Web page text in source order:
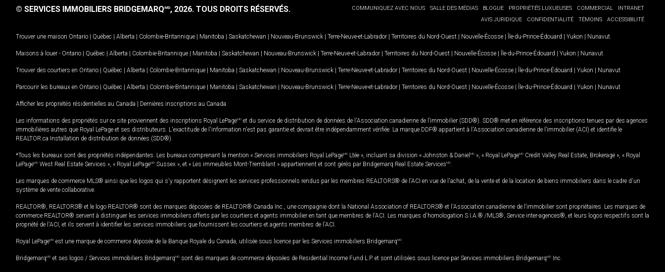
COMMUNIQUEZ AVEC NOUS SALLE DES MÉDIAS BLOGUE PROPRIÉTÉS LUXUEUSES COMMERCIAL
INTRANET
AVIS JURIDIQUE
CONFIDENTIALITÉ TÉMOINS ACCESSIBILITÉ
© SERVICES IMMOBILIERS BRIDGEMARQMD, 2026. TOUS DROITS RÉSERVÉS.
Trouver une maison Ontario | Québec | Alberta | Colombie-Britannique | Manitoba | Saskatchewan | Nouveau-Brunswick | Terre-Neuve-et-Labrador | Territoires du Nord-Ouest | Nouvelle-Écosse | Île-du-Prince-Édouard | Yukon | Nunavut
Maisons à louer - Ontario | Québec | Alberta | Colombie-Britannique | Manitoba | Saskatchewan | Nouveau-Brunswick | Terre-Neuve-et-Labrador | Territoires du Nord-Ouest | Nouvelle-Écosse | Île-du-Prince-Édouard | Yukon | Nunavut
Trouver des courtiers en Ontario | Québec | Alberta | Colombie-Britannique | Manitoba | Saskatchewan | Nouveau-Brunswick | Terre-Neuve-et-Labrador | Territoires du Nord-Ouest | Nouvelle-Écosse | Île-du-Prince-Édouard | Yukon | Nunavut
Parcourir les bureaux en Ontario | Québec | Alberta | Colombie-Britannique | Manitoba | Saskatchewan | Nouveau-Brunswick | Terre-Neuve-et-Labrador | Territoires du Nord-Ouest | Nouvelle-Écosse | Île-du-Prince-Édouard | Yukon | Nunavut
Afficher les propriétés résidentielles au Canada | Dernières inscriptions au Canada
Les informations des propriétés sur ce site proviennent des inscriptions Royal LePageMD et du service de distribution de données de l'Association canadienne de l’immobilier (SDD®). SDD® met en référence des inscriptions tenues par des agences
immobilières autres que Royal LePage et ses distributeurs. L'exactitude de l'information n'est pas garantie et devrait être indépendamment vérifiée. La marque DDF® appartient à l'Association canadienne de l’immobilier (ACI) et identifie le
REALTOR.ca Installation de distribution de données (SDD®).
*Tous les bureaux sont des propriétés indépendantes. Les bureaux comprenant la mention « Services immobiliers Royal LePageMD Ltée », incluant sa division « Johnston & Daniel MD », « Royal LePageMD Credit Valley Real Estate, Brokerage », « Royal
LePageMD West Real Estate Services », « Royal LePageMD Sussex », et « Les immeubles Mont-Tremblant » appartiennent et sont gérés par Bridgemarq Real Estate ServicesMD
Les marques de commerce MLS® ainsi que les logos qui s'y rapportent désignent les services professionnels rendus par les membres REALTORS® de l'ACI en vue de l'achat, de la vente et de la location de biens immobiliers dans le cadre d'un
système de vente collaborative.
REALTOR®, REALTORS® et le logo REALTOR® sont des marques déposées de REALTOR® Canada Inc., une compagnie dont la National Association of REALTORS® et l'Association canadienne de l’immobilier sont propriétaires. Les marques de
commerce REALTOR® servent à distinguer les services immobiliers offerts par les courtiers et agents immobilier en tant que membres de l'ACI. Les marques d'homologation S.I.A.® /MLS®, Service inter-agences®, et leurs logos respectifs sont la
propriété de l'ACI, et ils servent à identifier les services immobiliers que fournissent les courtiers et agents membres de l'ACI.
Royal LePageMD est une marque de commerce déposée de la Banque Royale du Canada, utilisée sous licence par les Services immobiliers BridgemarqMD
BridgemarqMD et ses logos / Services immobiliers BridgemarqMD sont des marques de commerce déposées de Residential Income Fund L.P. et sont utilisées sous licence par Services immobiliers BridgemarqMD Inc.